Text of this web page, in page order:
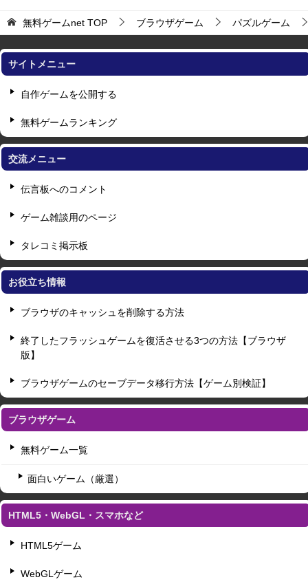
無料ゲームnet TOP ブラウザゲーム パズルゲーム
サイトメニュー
自作ゲームを公開する
無料ゲームランキング
交流メニュー
伝言板へのコメント
ゲーム雑談用のページ
タレコミ掲示板
お役立ち情報
ブラウザのキャッシュを削除する方法
終了したフラッシュゲームを復活させる3つの方法【ブラウザ
版】
ブラウザゲームのセーブデータ移行方法【ゲーム別検証】
ブラウザゲーム
無料ゲーム一覧
面白いゲーム（厳選）
HTML5・WebGL・スマホなど
HTML5ゲーム
WebGLゲーム